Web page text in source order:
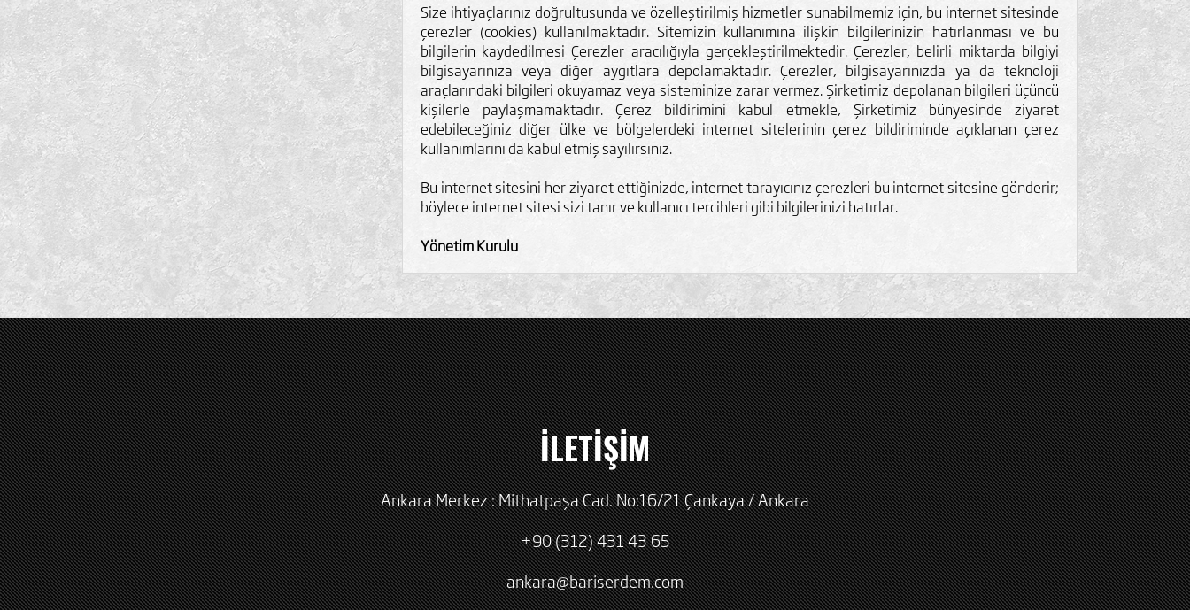
Size ihtiyaçlarınız doğrultusunda ve özelleştirilmiş hizmetler sunabilmemiz için, bu internet sitesinde
çerezler (cookies) kullanılmaktadır. Sitemizin kullanımına ilişkin bilgilerinizin hatırlanması ve bu
bilgilerin kaydedilmesi Çerezler aracılığıyla gerçekleştirilmektedir. Çerezler, belirli miktarda bilgiyi
bilgisayarınıza veya diğer aygıtlara depolamaktadır. Çerezler, bilgisayarınızda ya da teknoloji
araçlarındaki bilgileri okuyamaz veya sisteminize zarar vermez. Şirketimiz depolanan bilgileri üçüncü
kişilerle paylaşmamaktadır. Çerez bildirimini kabul etmekle, Şirketimiz bünyesinde ziyaret
edebileceğiniz diğer ülke ve bölgelerdeki internet sitelerinin çerez bildiriminde açıklanan çerez
kullanımlarını da kabul etmiş sayılırsınız.
Bu internet sitesini her ziyaret ettiğinizde, internet tarayıcınız çerezleri bu internet sitesine gönderir;
böylece internet sitesi sizi tanır ve kullanıcı tercihleri gibi bilgilerinizi hatırlar.
Yönetim Kurulu
İLETİŞİM
Ankara Merkez : Mithatpaşa Cad. No:16/21 Çankaya / Ankara
+90 (312) 431 43 65
ankara@bariserdem.com